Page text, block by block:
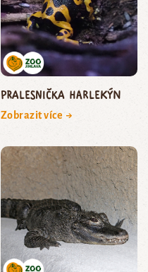
pralesnička harlekýn
Zobrazit více →